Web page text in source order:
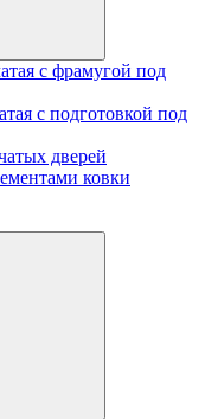
с фрамугой под
с подготовкой под
дверей
ковки